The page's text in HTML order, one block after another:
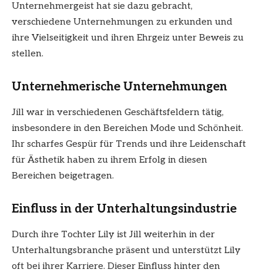
Unternehmergeist hat sie dazu gebracht,
verschiedene Unternehmungen zu erkunden und
ihre Vielseitigkeit und ihren Ehrgeiz unter Beweis zu
stellen.
Unternehmerische Unternehmungen
Jill war in verschiedenen Geschäftsfeldern tätig,
insbesondere in den Bereichen Mode und Schönheit.
Ihr scharfes Gespür für Trends und ihre Leidenschaft
für Ästhetik haben zu ihrem Erfolg in diesen
Bereichen beigetragen.
Einfluss in der Unterhaltungsindustrie
Durch ihre Tochter Lily ist Jill weiterhin in der
Unterhaltungsbranche präsent und unterstützt Lily
oft bei ihrer Karriere. Dieser Einfluss hinter den